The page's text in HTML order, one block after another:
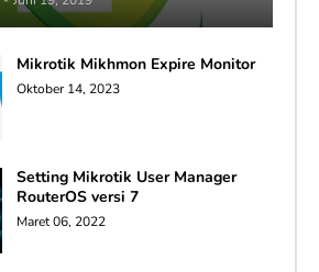
Mikrotik Mikhmon Expire Monitor
Oktober 14, 2023
Setting Mikrotik User Manager
RouterOS versi 7
Maret 06, 2022